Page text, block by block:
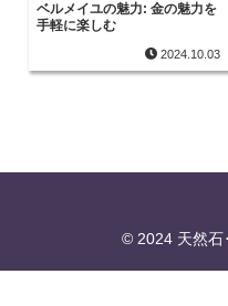
ベルメイユの魅力: 金の魅力を
手軽に楽しむ
2024.10.03
© 2024 天然石